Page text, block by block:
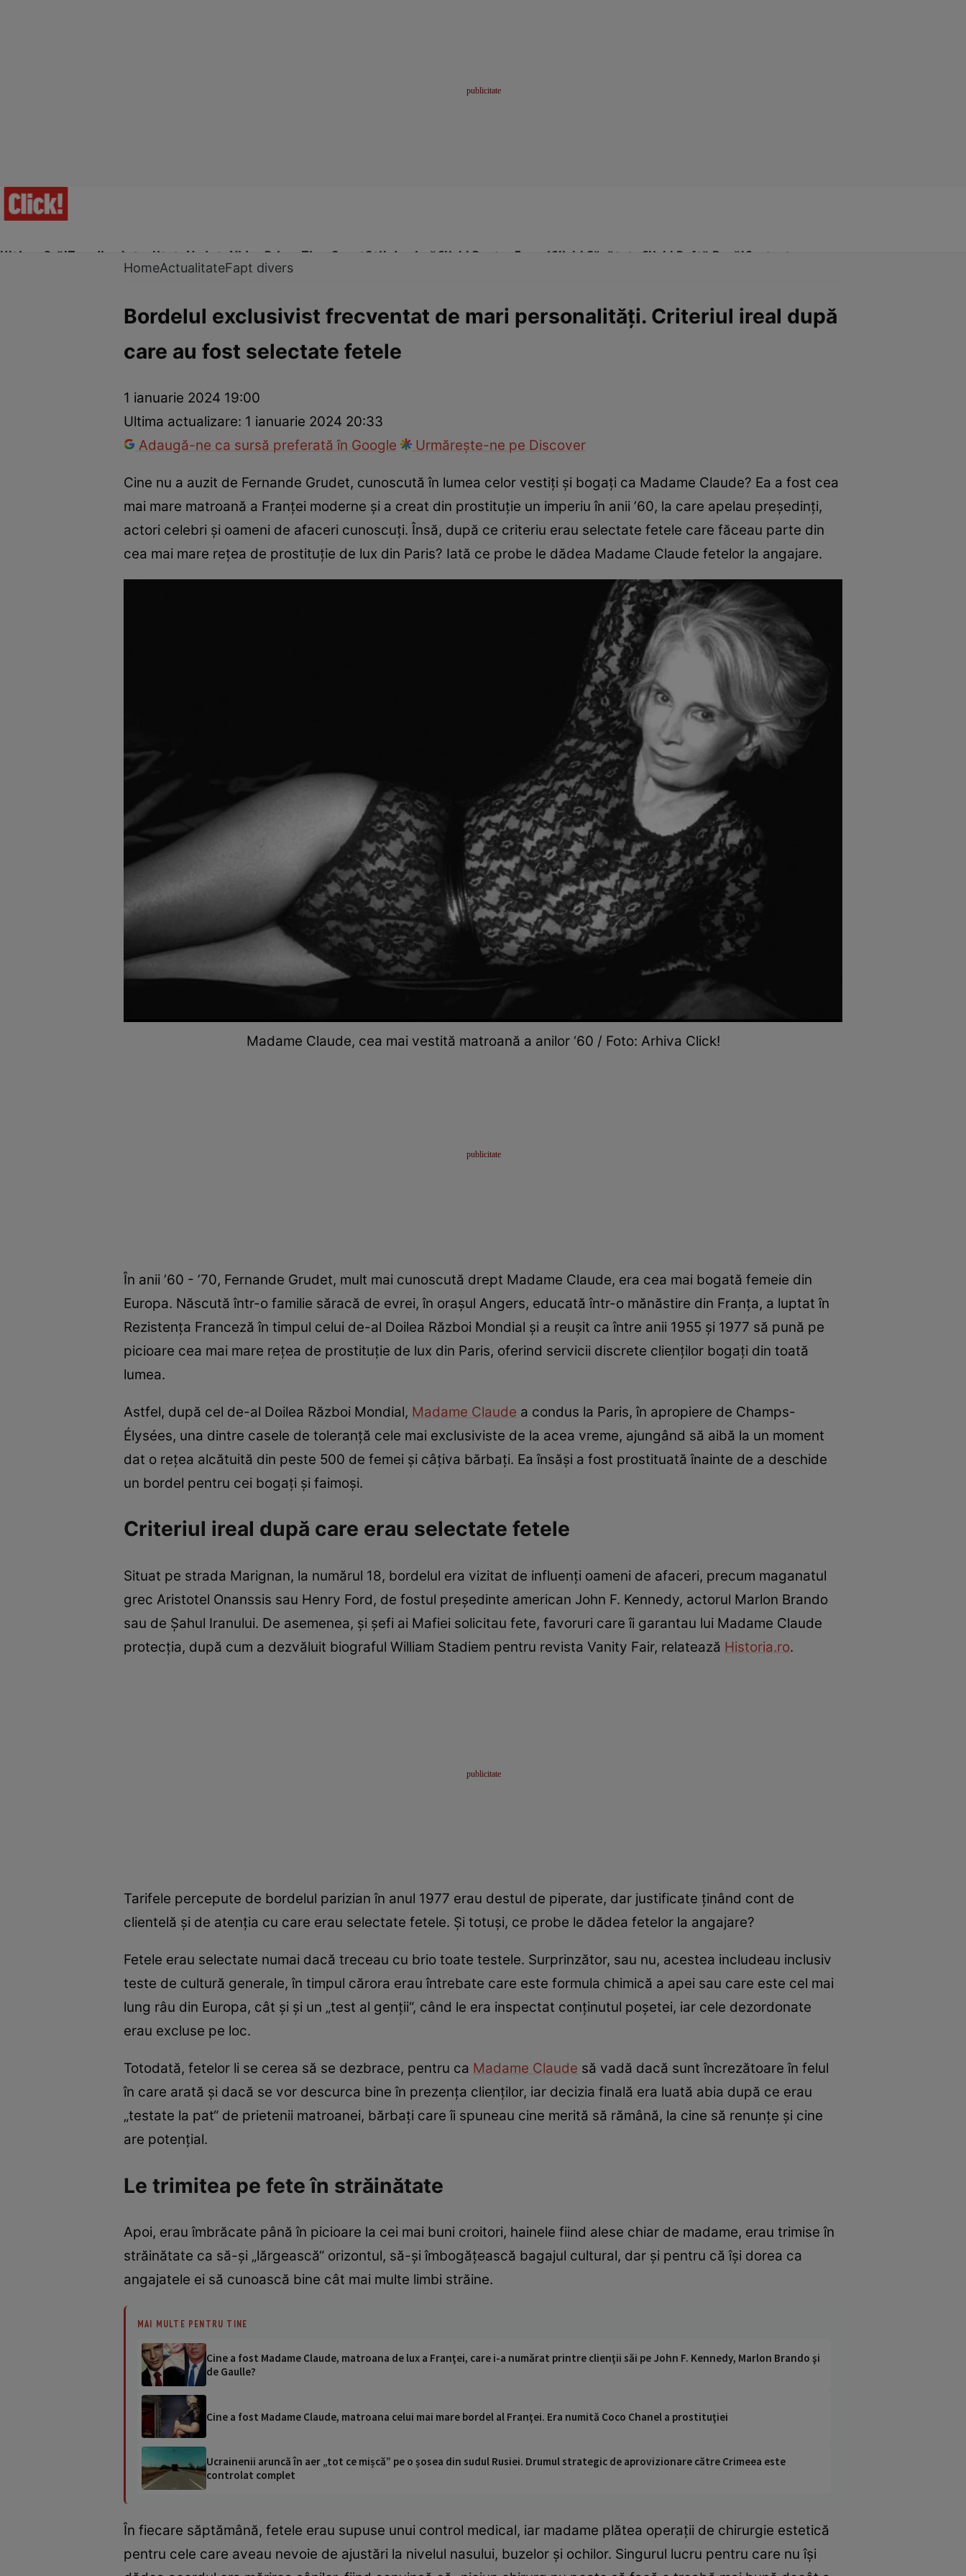
Ultima Oră!Trending Actualitate Vedete Video Prime Time SportStil de viațăClick! Pentru FemeiClick! Sănătate Click! Poftă Bună!Contact
Internațional Fapt diversTehnologieNaționalSport
HomeActualitateFapt divers
Bordelul exclusivist frecventat de mari personalități. Criteriul ireal după
care au fost selectate fetele
1 ianuarie 2024 19:00
Ultima actualizare: 1 ianuarie 2024 20:33
Adaugă-ne ca sursă preferată în Google
Urmărește-ne pe Discover
Cine nu a auzit de Fernande Grudet, cunoscută în lumea celor vestiţi şi bogaţi ca Madame Claude? Ea a fost cea
mai mare matroană a Franţei moderne şi a creat din prostituţie un imperiu în anii ʼ60, la care apelau preşedinţi,
actori celebri şi oameni de afaceri cunoscuţi. Însă, după ce criteriu erau selectate fetele care făceau parte din
cea mai mare reţea de prostituţie de lux din Paris? Iată ce probe le dădea Madame Claude fetelor la angajare.
Madame Claude, cea mai vestită matroană a anilor ‘60 / Foto: Arhiva Click!
În anii ʼ60 - ʼ70, Fernande Grudet, mult mai cunoscută drept Madame Claude, era cea mai bogată femeie din
Europa. Născută într-o familie săracă de evrei, în oraşul Angers, educată într-o mănăstire din Franţa, a luptat în
Rezistenţa Franceză în timpul celui de-al Doilea Război Mondial și a reuşit ca între anii 1955 şi 1977 să pună pe
picioare cea mai mare reţea de prostituţie de lux din Paris, oferind servicii discrete clienţilor bogaţi din toată
lumea.
Astfel, după cel de-al Doilea Război Mondial, Madame Claude a condus la Paris, în apropiere de Champs-
Élysées, una dintre casele de toleranţă cele mai exclusiviste de la acea vreme, ajungând să aibă la un moment
dat o reţea alcătuită din peste 500 de femei şi câţiva bărbaţi. Ea însăşi a fost prostituată înainte de a deschide
un bordel pentru cei bogaţi şi faimoşi.
Criteriul ireal după care erau selectate fetele
Situat pe strada Marignan, la numărul 18, bordelul era vizitat de influenţi oameni de afaceri, precum maganatul
grec Aristotel Onanssis sau Henry Ford, de fostul preşedinte american John F. Kennedy, actorul Marlon Brando
sau de Şahul Iranului. De asemenea, și şefi ai Mafiei solicitau fete, favoruri care îi garantau lui Madame Claude
protecţia, după cum a dezvăluit biograful William Stadiem pentru revista Vanity Fair, relatează Historia.ro.
Tarifele percepute de bordelul parizian în anul 1977 erau destul de piperate, dar justificate ţinând cont de
clientelă şi de atenţia cu care erau selectate fetele. Și totuși, ce probe le dădea fetelor la angajare?
Fetele erau selectate numai dacă treceau cu brio toate testele. Surprinzător, sau nu, acestea includeau inclusiv
teste de cultură generale, în timpul cărora erau întrebate care este formula chimică a apei sau care este cel mai
lung râu din Europa, cât și şi un „test al genţii“, când le era inspectat conţinutul poşetei, iar cele dezordonate
erau excluse pe loc.
Totodată, fetelor li se cerea să se dezbrace, pentru ca Madame Claude să vadă dacă sunt încrezătoare în felul
în care arată şi dacă se vor descurca bine în prezenţa clienţilor, iar decizia finală era luată abia după ce erau
„testate la pat“ de prietenii matroanei, bărbaţi care îi spuneau cine merită să rămână, la cine să renunţe şi cine
are potenţial.
Le trimitea pe fete în străinătate
Apoi, erau îmbrăcate până în picioare la cei mai buni croitori, hainele fiind alese chiar de madame, erau trimise în
străinătate ca să-şi „lărgească“ orizontul, să-şi îmbogăţească bagajul cultural, dar şi pentru că îşi dorea ca
angajatele ei să cunoască bine cât mai multe limbi străine.
MAI MULTE PENTRU TINE
Cine a fost Madame Claude, matroana de lux a Franţei, care i-a numărat printre clienţii săi pe John F. Kennedy, Marlon Brando şi
de Gaulle?
Cine a fost Madame Claude, matroana celui mai mare bordel al Franţei. Era numită Coco Chanel a prostituţiei
Ucrainenii aruncă în aer „tot ce mișcă” pe o șosea din sudul Rusiei. Drumul strategic de aprovizionare către Crimeea este
controlat complet
În fiecare săptămână, fetele erau supuse unui control medical, iar madame plătea operații de chirurgie estetică
pentru cele care aveau nevoie de ajustări la nivelul nasului, buzelor și ochilor. Singurul lucru pentru care nu își